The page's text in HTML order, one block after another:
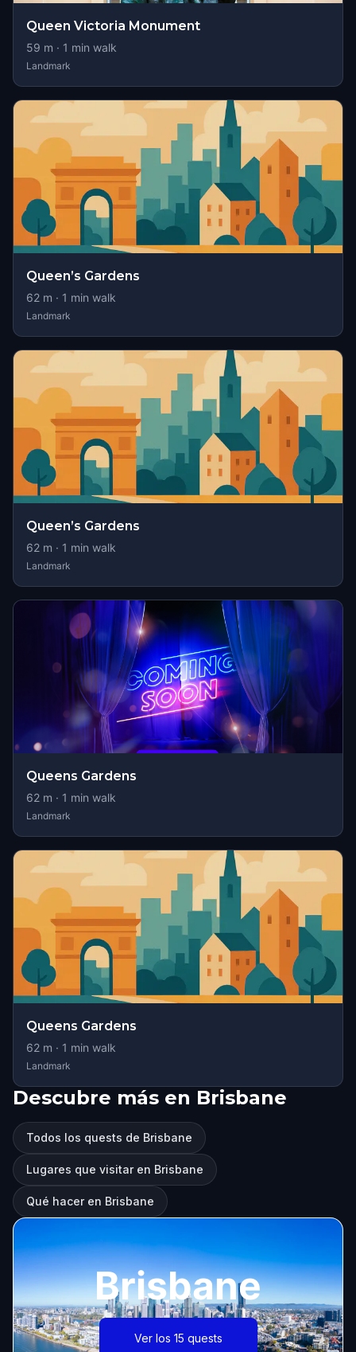
Queen Victoria Monument
59 m · 1 min walk
Landmark
Queen’s Gardens
62 m · 1 min walk
Landmark
Queen’s Gardens
62 m · 1 min walk
Landmark
Queens Gardens
62 m · 1 min walk
Landmark
Queens Gardens
62 m · 1 min walk
Landmark
Descubre más en Brisbane
Todos los quests de Brisbane
Lugares que visitar en Brisbane
Qué hacer en Brisbane
Brisbane
Ver los 15 quests